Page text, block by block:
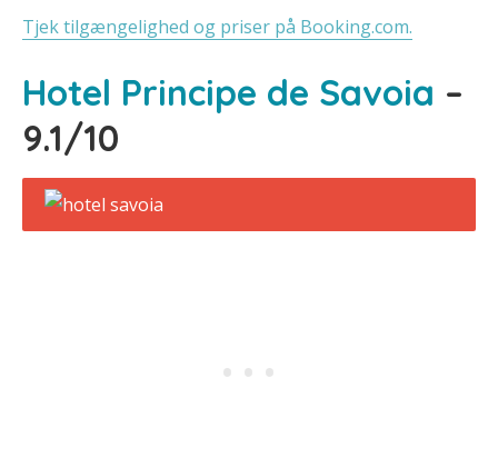
Tjek tilgængelighed og priser på Booking.com.
Hotel Principe de Savoia –
9.1/10